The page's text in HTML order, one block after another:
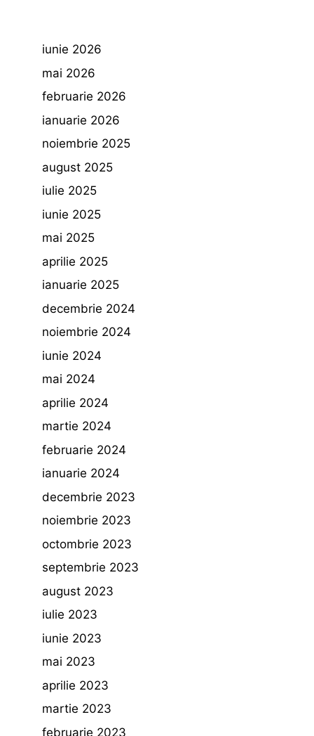
iunie 2026
mai 2026
februarie 2026
ianuarie 2026
noiembrie 2025
august 2025
iulie 2025
iunie 2025
mai 2025
aprilie 2025
ianuarie 2025
decembrie 2024
noiembrie 2024
iunie 2024
mai 2024
aprilie 2024
martie 2024
februarie 2024
ianuarie 2024
decembrie 2023
noiembrie 2023
octombrie 2023
septembrie 2023
august 2023
iulie 2023
iunie 2023
mai 2023
aprilie 2023
martie 2023
februarie 2023